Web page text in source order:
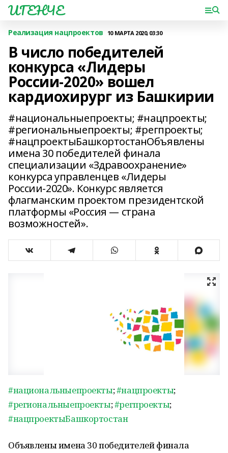
ИГЕНЧЕ
Реализация нацпроектов 10 МАРТА 2020, 03:30
В число победителей
конкурса «Лидеры
России-2020» вошел
кардиохирург из Башкирии
#национальныепроекты; #нацпроекты;
#региональныепроекты; #регпроекты;
#нацпроектыБашкортостанОбъявлены
имена 30 победителей финала
специализации «Здравоохранение»
конкурса управленцев «Лидеры
России-2020». Конкурс является
флагманским проектом президентской
платформы «Россия — страна
возможностей».
#национальныепроекты;#нацпроекты;
#региональныепроекты;#регпроекты;
#нацпроектыБашкортостан
Объявлены имена 30 победителей финала